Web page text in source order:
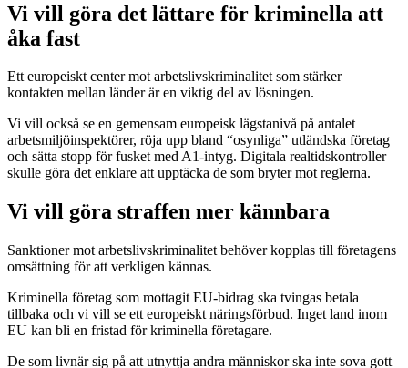
Vi vill göra det lättare för kriminella att
åka fast
Ett europeiskt center mot arbetslivskriminalitet som stärker
kontakten mellan länder är en viktig del av lösningen.
Vi vill också se en gemensam europeisk lägstanivå på antalet
arbetsmiljöinspektörer, röja upp bland “osynliga” utländska företag
och sätta stopp för fusket med A1-intyg. Digitala realtidskontroller
skulle göra det enklare att upptäcka de som bryter mot reglerna.
Vi vill göra straffen mer kännbara
Sanktioner mot arbetslivskriminalitet behöver kopplas till företagens
omsättning för att verkligen kännas.
Kriminella företag som mottagit EU-bidrag ska tvingas betala
tillbaka och vi vill se ett europeiskt näringsförbud. Inget land inom
EU kan bli en fristad för kriminella företagare.
De som livnär sig på att utnyttja andra människor ska inte sova gott